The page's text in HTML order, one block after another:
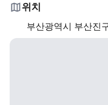
위치
부산광역시 부산진